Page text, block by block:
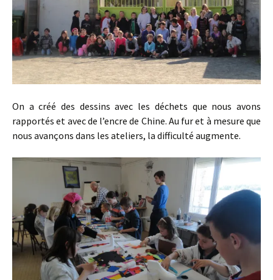
On a créé des dessins avec les déchets que nous avons
rapportés et avec de l’encre de Chine. Au fur et à mesure que
nous avançons dans les ateliers, la difficulté augmente.